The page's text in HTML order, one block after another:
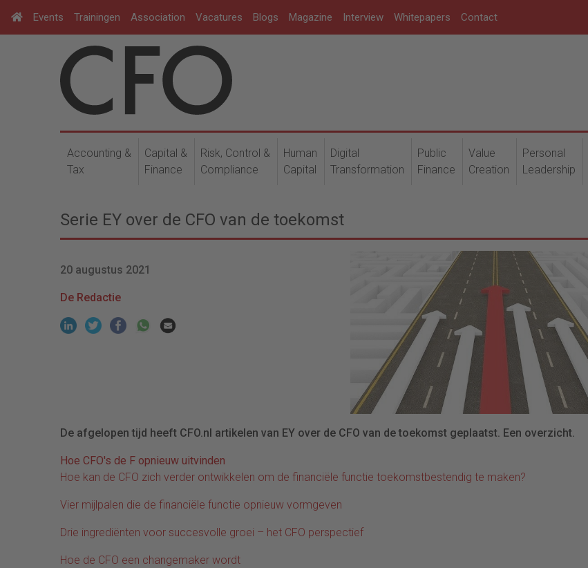
Events Trainingen Association Vacatures Blogs Magazine Interview Whitepapers Contact
Accounting &
Tax
Capital &
Finance
Risk, Control &
Compliance
Human
Capital
Digital
Transformation
Public
Finance
Value
Creation
Personal
Leadership
Serie EY over de CFO van de toekomst
20 augustus 2021
De Redactie
De afgelopen tijd heeft CFO.nl artikelen van EY over de CFO van de toekomst geplaatst. Een overzicht.
Hoe CFO's de F opnieuw uitvinden
Hoe kan de CFO zich verder ontwikkelen om de financiële functie toekomstbestendig te maken?
Vier mijlpalen die de financiële functie opnieuw vormgeven
Drie ingrediënten voor succesvolle groei – het CFO perspectief
Hoe de CFO een changemaker wordt